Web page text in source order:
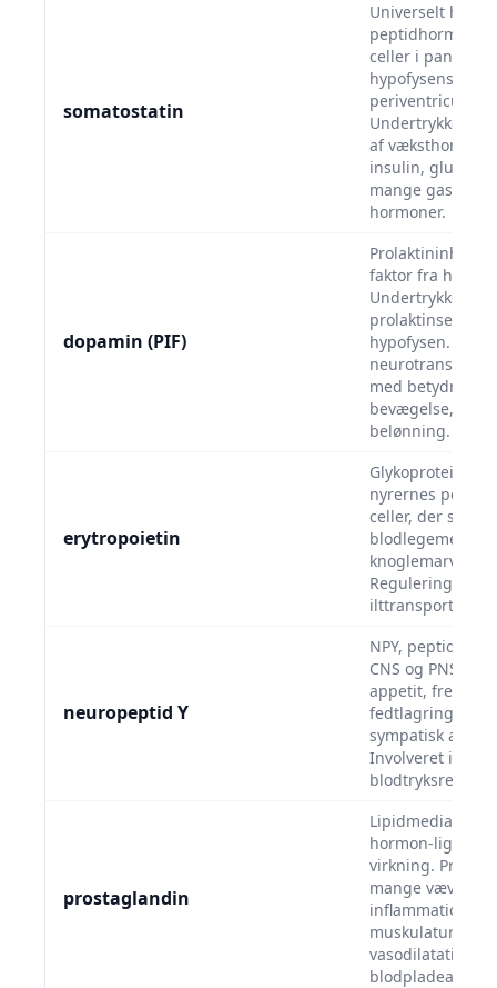
somatostatin
Universelt
peptidhormon
celler i pancreas
hypofysens
periventriculære
Undertrykker
af væksthormon,
insulin,
mange
hormoner.
dopamin (PIF)
faktor fra
Undertrykker
hypofysen.
med betydning
bevægelse,
belønning.
erytropoietin
nyrernes
celler, der
knoglemarven.
Regulering af
ilttransport og
neuropeptid Y
NPY,
CNS og PNS,
appetit, fremmer
fedtlagring og
sympatisk
Involveret i
prostaglandin
Lipidmediator
hormon-
virkning.
mange væv og
inflammation,
vasodilatation og